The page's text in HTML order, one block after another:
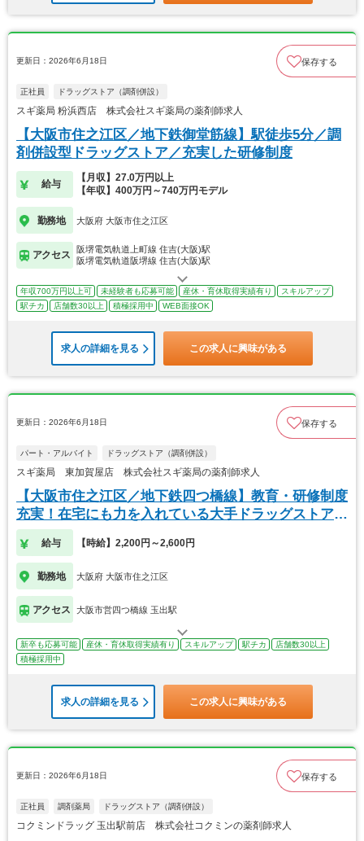
更新日：2026年6月18日 保存する
正社員 ドラッグストア（調剤併設）
スギ薬局 粉浜西店 株式会社スギ薬局の薬剤師求人
【大阪市住之江区／地下鉄御堂筋線】駅徒歩5分／調
剤併設型ドラッグストア／充実した研修制度
給与
【月収】27.0万円以上
【年収】400万円～740万円モデル
勤務地 大阪府 大阪市住之江区
アクセス
阪堺電気軌道上町線 住吉(大阪)駅
阪堺電気軌道阪堺線 住吉(大阪)駅
年収700万円以上可 未経験者も応募可能 産休・育休取得実績有り
スキルアップ
駅チカ
店舗数30以上 積極採用中 WEB面接OK
求人の詳細を見る この求人に興味がある
更新日：2026年6月18日 保存する
パート・アルバイト ドラッグストア（調剤併設）
スギ薬局 東加賀屋店 株式会社スギ薬局の薬剤師求人
【大阪市住之江区／地下鉄四つ橋線】教育・研修制度
充実！在宅にも力を入れている大手ドラッグストアで
す。
給与 【時給】2,200円～2,600円
勤務地 大阪府 大阪市住之江区
アクセス 大阪市営四つ橋線 玉出駅
新卒も応募可能 産休・育休取得実績有り スキルアップ 駅チカ
店舗数30以上
積極採用中
求人の詳細を見る この求人に興味がある
更新日：2026年6月18日 保存する
正社員 調剤薬局 ドラッグストア（調剤併設）
コクミンドラッグ 玉出駅前店 株式会社コクミンの薬剤師求人